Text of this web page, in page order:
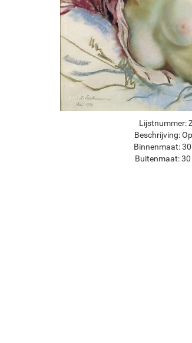
Lijstnummer:
Beschrijving:
Binnenmaat:
Buitenmaat: 30